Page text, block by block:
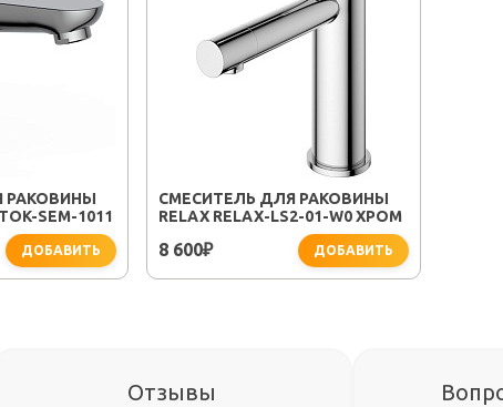
РАКОВИНЫ
SEM-1011
ДОБАВИТЬ
СМЕСИТЕЛЬ ДЛЯ РАКОВИНЫ
RELAX RELAX-LS2-01-W0 ХРОМ
8 600₽ ДОБАВИТЬ
Отзывы